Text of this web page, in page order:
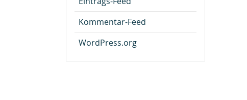
Kommentar-Feed
WordPress.org